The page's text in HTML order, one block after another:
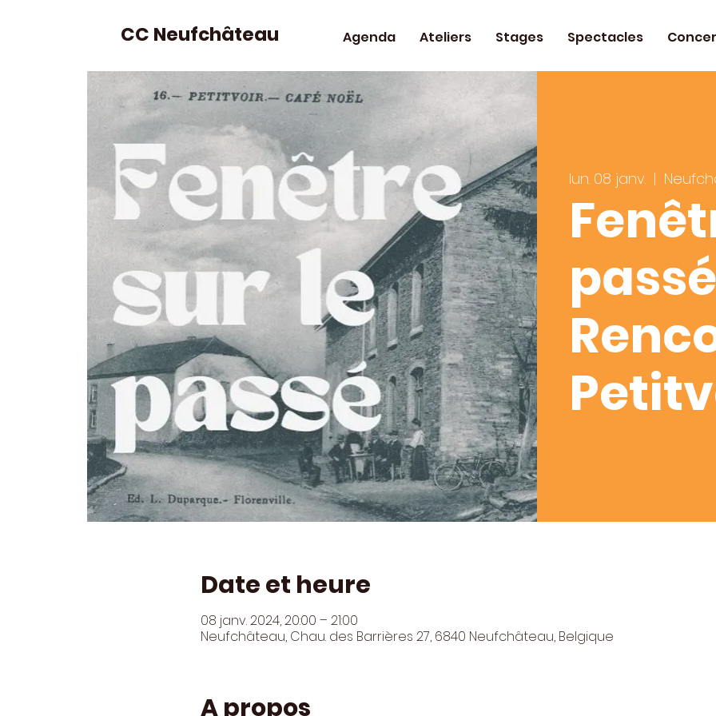
CC Neufchâteau Agenda Ateliers Stages Spectacles
lun. 08 janv.
  |
Date et heure
08 janv. 2024, 20:00 – 21:00
Neufchâteau, Chau. des Barrières 27, 6840 Neufchâteau, Belgique
A propos